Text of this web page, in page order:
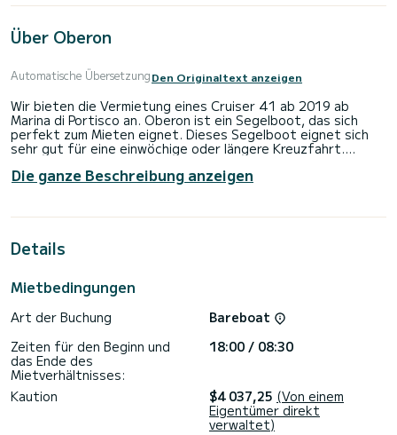
Über Oberon
Automatische ÜbersetzungDen Originaltext anzeigen
Wir bieten die Vermietung eines Cruiser 41 ab 2019 ab
Marina di Portisco an. Oberon ist ein Segelboot, das sich
perfekt zum Mieten eignet. Dieses Segelboot eignet sich
sehr gut für eine einwöchige oder längere Kreuzfahrt.
Das Boot verfügt über 3 komfortable Kabinen und bietet
Platz für 8 Personen. Mit einer Gesamtlänge von 12 Metern
außergewöhnlichen Urlaub auf dem Wasser in der Umgebung
ausgestattet. Es verfügt über die folgende Ausstattung:
Wir laden Sie ein, direkt über die Plattform ein Angebot
anzufordern, wir werden Ihnen mit unseren besten
Die ganze Beschreibung anzeigen
Details
Mietbedingungen
Art der Buchung
Bareboat
Zeiten für den Beginn und
das Ende des
Mietverhältnisses:
18:00 / 08:30
Kaution $4 037,25 (Von einem
Eigentümer direkt
verwaltet)